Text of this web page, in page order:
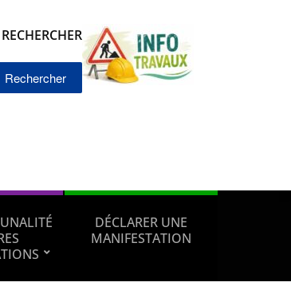
RECHERCHER
:
DÉCLARER UNE
MANIFESTATION